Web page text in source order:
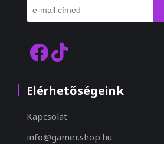
Elérhetőségeink
Kapcsolat
info@gamer.shop.hu